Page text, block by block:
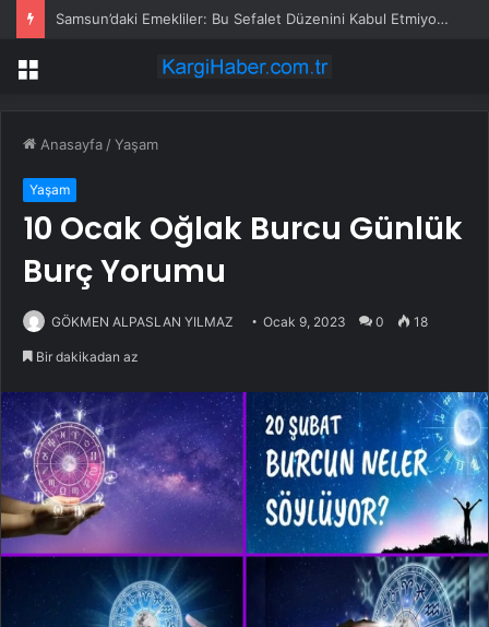
Samsun’daki Emekliler: Bu Sefalet Düzenini Kabul Etmiyoruz
Menü
Anasayfa /Yaşam
Yaşam
10 Ocak Oğlak Burcu Günlük
Burç Yorumu
GÖKMEN ALPASLAN YILMAZ Ocak 9, 2023 0 18
Bir dakikadan az